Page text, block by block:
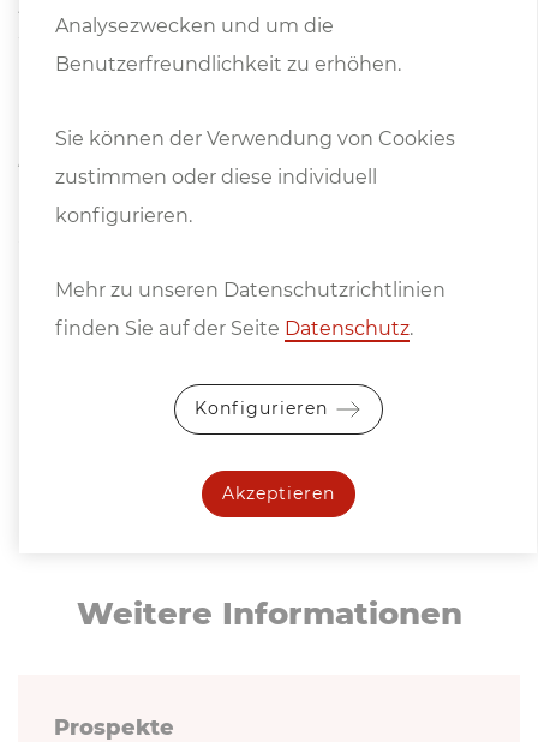
Alternative:
Weitere In­for­ma­tio­nen
Prospekte
Analysezwecken und um die
Benutzerfreundlichkeit zu erhöhen.
Sie können der Verwendung von Cookies
zustimmen oder diese individuell
konfigurieren.
Mehr zu unseren Datenschutzrichtlinien
finden Sie auf der Seite Datenschutz.
Konfigurieren
Akzeptieren